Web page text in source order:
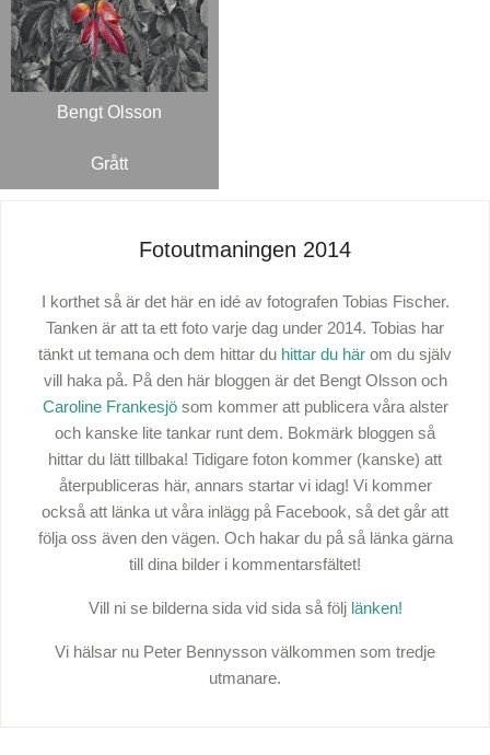
Bengt Olsson
Grått
Fotoutmaningen 2014
I korthet så är det här en idé av fotografen Tobias Fischer.
Tanken är att ta ett foto varje dag under 2014. Tobias har
tänkt ut temana och dem hittar du hittar du här om du själv
vill haka på. På den här bloggen är det Bengt Olsson och
Caroline Frankesjösom kommer att publicera våra alster
och kanske lite tankar runt dem. Bokmärk bloggen så
hittar du lätt tillbaka! Tidigare foton kommer (kanske) att
återpubliceras här, annars startar vi idag! Vi kommer
också att länka ut våra inlägg på Facebook, så det går att
följa oss även den vägen. Och hakar du på så länka gärna
till dina bilder i kommentarsfältet!
Vill ni se bilderna sida vid sida så följ länken!
Vi hälsar nu Peter Bennysson välkommen som tredje
utmanare.